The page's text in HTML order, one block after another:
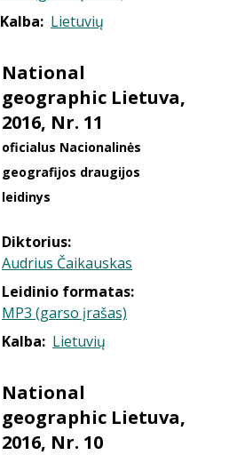
Kalba: Lietuvių
National
geographic Lietuva,
2016, Nr. 11
oficialus Nacionalinės
geografijos draugijos
leidinys
Diktorius:
Audrius Čaikauskas
Leidinio formatas:
MP3 (garso įrašas)
Kalba: Lietuvių
National
geographic Lietuva,
2016, Nr. 10